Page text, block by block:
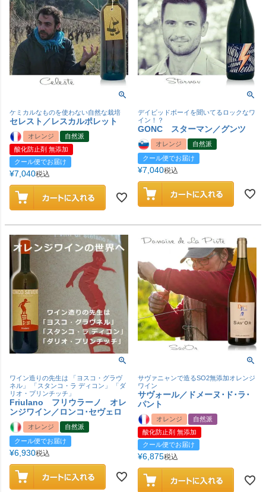
ケミカルなものを使わない自然な栽培
セレスト／レスカルポレット
オレンジ
自然派
酸化防止剤 無添加
クール便でお届け
¥7,040税込
デイビッドボーイを聞いてるロックなワ
イン！？
GONC スターマン／グンツ
オレンジ
自然派
クール便でお届け
¥7,040税込
ワイン造りの先生は 「ヨスコ・グラヴ
ネル」 「スタンコ・ラ ディコン」 「ダ
リオ・プリンチッチ」
Friulano フリウラーノ オレ
ンジワイン／ロンコ･セヴェロ
オレンジ
自然派
クール便でお届け
¥6,930税込
サヴァニャンで造るSO2無添加オレンジ
ワイン
サヴォール／ドメーヌ･ド･ラ･
パント
オレンジ
自然派
酸化防止剤 無添加
クール便でお届け
¥6,875税込